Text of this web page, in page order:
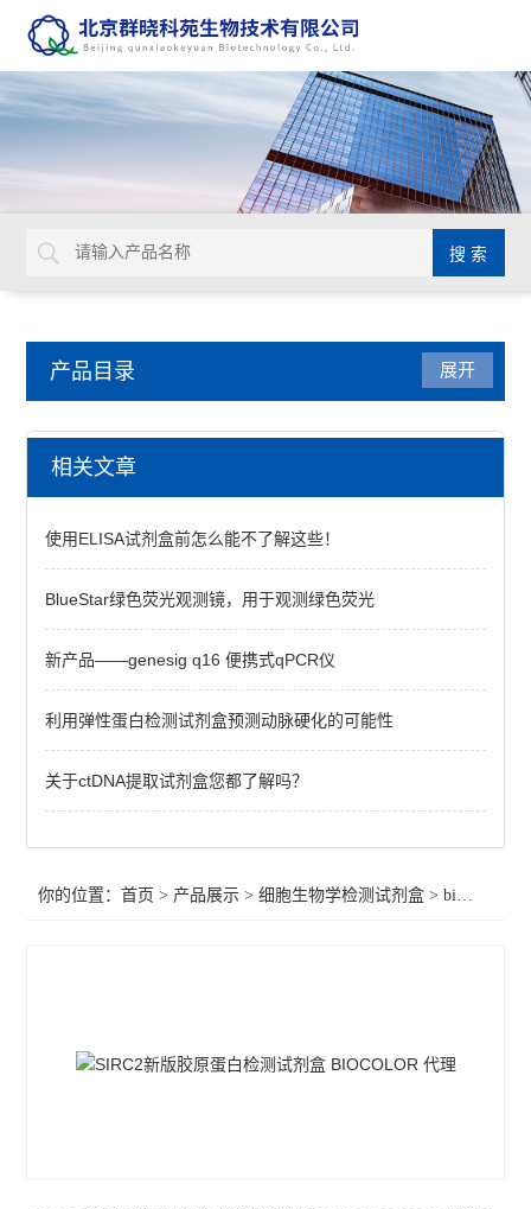
产品目录
细胞生物学检测试剂盒
非可溶性胶原蛋白检测试剂盒
细胞周期检测试剂盒
硫酸化糖胺聚糖 (sGAG)检测试剂盒
透明质酸检测试剂盒
弹性蛋白检测试剂盒
胶原检测试剂盒
展开
相关文章
使用ELISA试剂盒前怎么能不了解这些！
BlueStar绿色荧光观测镜，用于观测绿色荧光
新产品——genesig q16 便携式qPCR仪
利用弹性蛋白检测试剂盒预测动脉硬化的可能性
关于ctDNA提取试剂盒您都了解吗？
你的位置：首页 > 产品展示 >细胞生物学检测试剂盒 >biocolor新版可溶性胶原蛋白检测试剂盒